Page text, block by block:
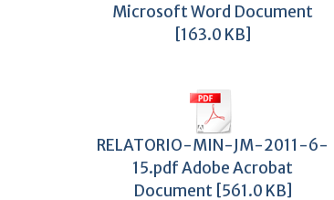
Microsoft Word Document
[163.0 KB]
RELATORIO-MIN-JM-2011-6-
15.pdf Adobe Acrobat
Document [561.0 KB]